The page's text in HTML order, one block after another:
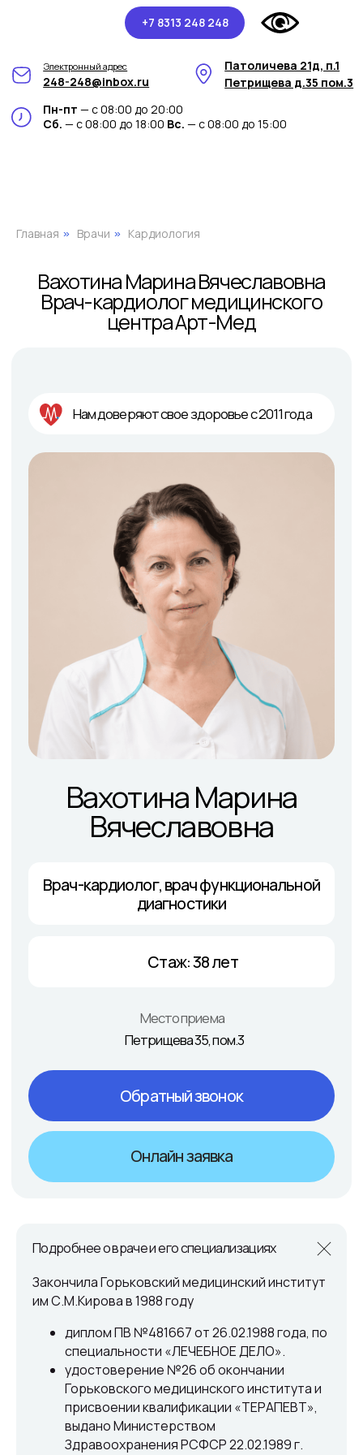
+7 8313 248 248
Пн-пт — с 08:00 до 20:00
Сб.— с 08:00 до 18:00Вс.— с 08:00 до 15:00
Главная » Врачи » Кардиология
центра Арт-Мед
Онлайн заявка
Петрищева 35, пом.3
Вахотина Марина
Вячеславовна
Врач-кардиолог, врач функциональной
диагностики
Нам доверяют свое здоровье с 2011 года
Стаж: 38 лет
Подробнее о враче и его специализациях
Закончила Горьковский медицинский институт
им С.М.Кирова в 1988 году
диплом ПВ №481667 от 26.02.1988 года, по
специальности «ЛЕЧЕБНОЕ ДЕЛО».
удостоверение №26 об окончании
Горьковского медицинского института и
присвоении квалификации «ТЕРАПЕВТ»,
выдано Министерством
Здравоохранения РСФСР 22.02.1989 г.